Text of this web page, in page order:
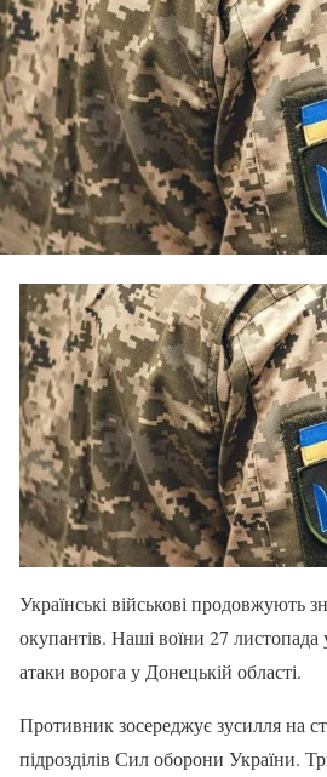
Українські військові продовжують
окупантів. Наші воїни 27 листопада
атаки ворога у Донецькій області.
Противник зосереджує зусилля на
підрозділів Сил оборони України.